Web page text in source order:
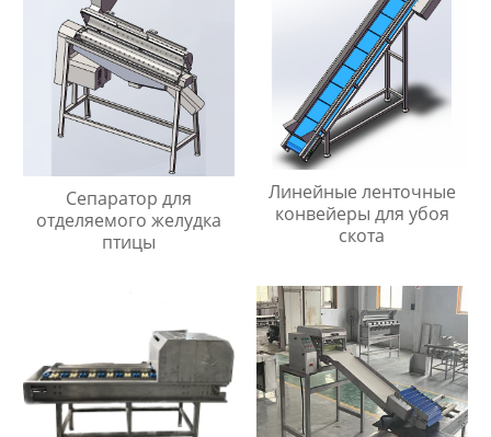
Сепаратор для
отделяемого желудка
птицы
Линейные ленточные
конвейеры для убоя
скота